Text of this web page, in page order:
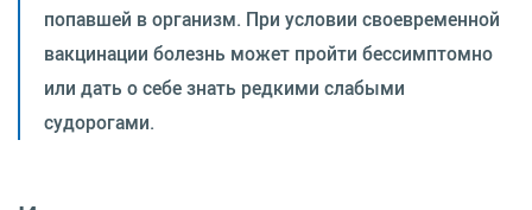
попавшей в организм. При условии своевременной
вакцинации болезнь может пройти бессимптомно
или дать о себе знать редкими слабыми
судорогами.